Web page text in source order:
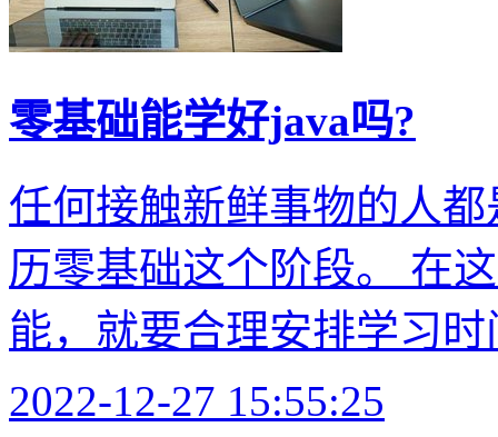
零基础能学好java吗?
任何接触新鲜事物的人
历零基础这个阶段。 在
能，就要合理安排学习
2022-12-27 15:55:25